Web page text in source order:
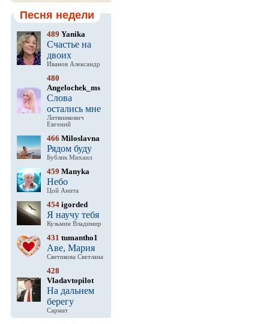
Песня недели
489 Yanika
Счастье на
двоих
Иванов Александр
480
Angelochek_ms
Слова
остались мне
Литвинкович
Евгений
466 Miloslavna
Рядом буду
Бублик Михаил
459 Manyka
Небо
Цой Анита
454 igorded
Я научу тебя
Кузьмин Владимир
431 tumantho1
Аве, Мария
Светикова Светлана
428
Vladavtopilot
На дальнем
берегу
Сармат